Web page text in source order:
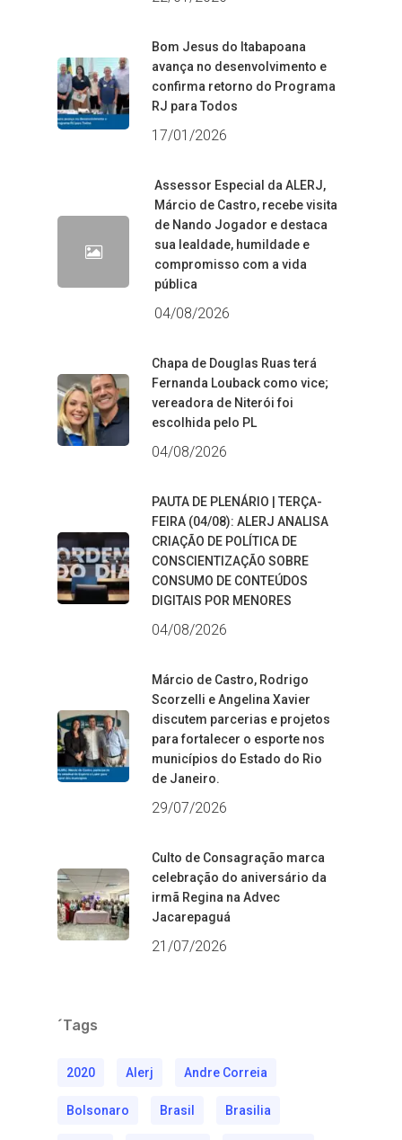
Bom Jesus do Itabapoana
avança no desenvolvimento e
confirma retorno do Programa
RJ para Todos
17/01/2026
Assessor Especial da ALERJ,
Márcio de Castro, recebe visita
de Nando Jogador e destaca
sua lealdade, humildade e
compromisso com a vida
pública
04/08/2026
Chapa de Douglas Ruas terá
Fernanda Louback como vice;
vereadora de Niterói foi
escolhida pelo PL
04/08/2026
PAUTA DE PLENÁRIO | TERÇA-
FEIRA (04/08): ALERJ ANALISA
CRIAÇÃO DE POLÍTICA DE
CONSCIENTIZAÇÃO SOBRE
CONSUMO DE CONTEÚDOS
DIGITAIS POR MENORES
04/08/2026
Márcio de Castro, Rodrigo
Scorzelli e Angelina Xavier
discutem parcerias e projetos
para fortalecer o esporte nos
municípios do Estado do Rio
de Janeiro.
29/07/2026
Culto de Consagração marca
celebração do aniversário da
irmã Regina na Advec
Jacarepaguá
21/07/2026
´Tags
2020 Alerj Andre Correia
Bolsonaro Brasil Brasilia